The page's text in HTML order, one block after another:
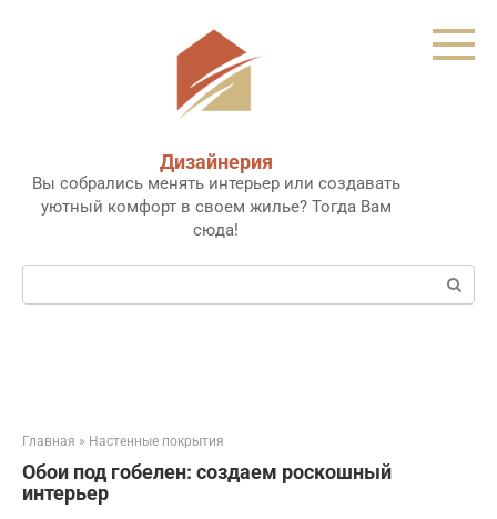
Дизайнерия
Вы собрались менять интерьер или создавать
уютный комфорт в своем жилье? Тогда Вам
сюда!
Поиск:
Главная » Настенные покрытия
Обои под гобелен: создаем роскошный
интерьер